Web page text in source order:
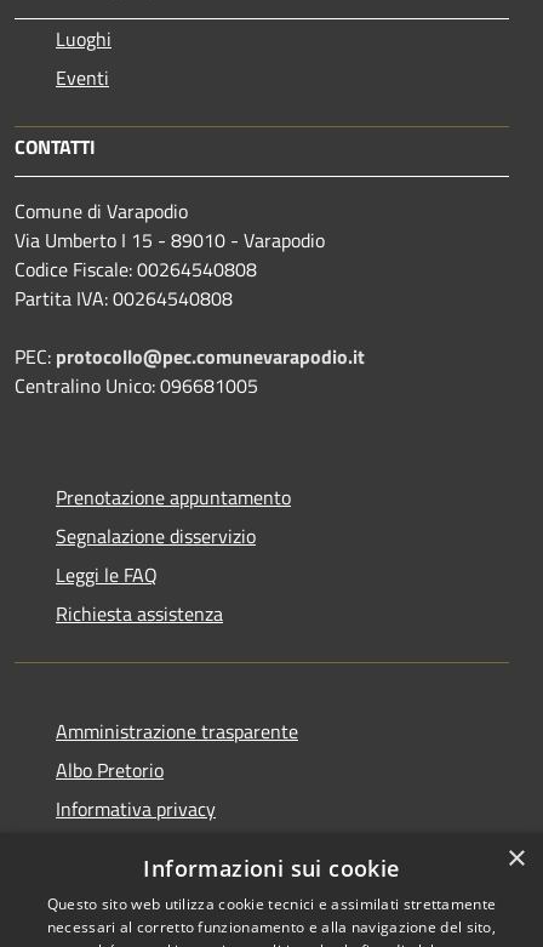
Luoghi
Eventi
CONTATTI
Comune di Varapodio
Via Umberto I 15 - 89010 - Varapodio
Codice Fiscale: 00264540808
Partita IVA: 00264540808
PEC: protocollo@pec.comunevarapodio.it
Centralino Unico: 096681005
Prenotazione appuntamento
Segnalazione disservizio
Leggi le FAQ
Richiesta assistenza
Amministrazione trasparente
Albo Pretorio
Informativa privacy
Dichiarazione di accessibilità
×
Informazioni sui cookie
Questo sito web utilizza cookie tecnici e assimilati strettamente
necessari al corretto funzionamento e alla navigazione del sito,